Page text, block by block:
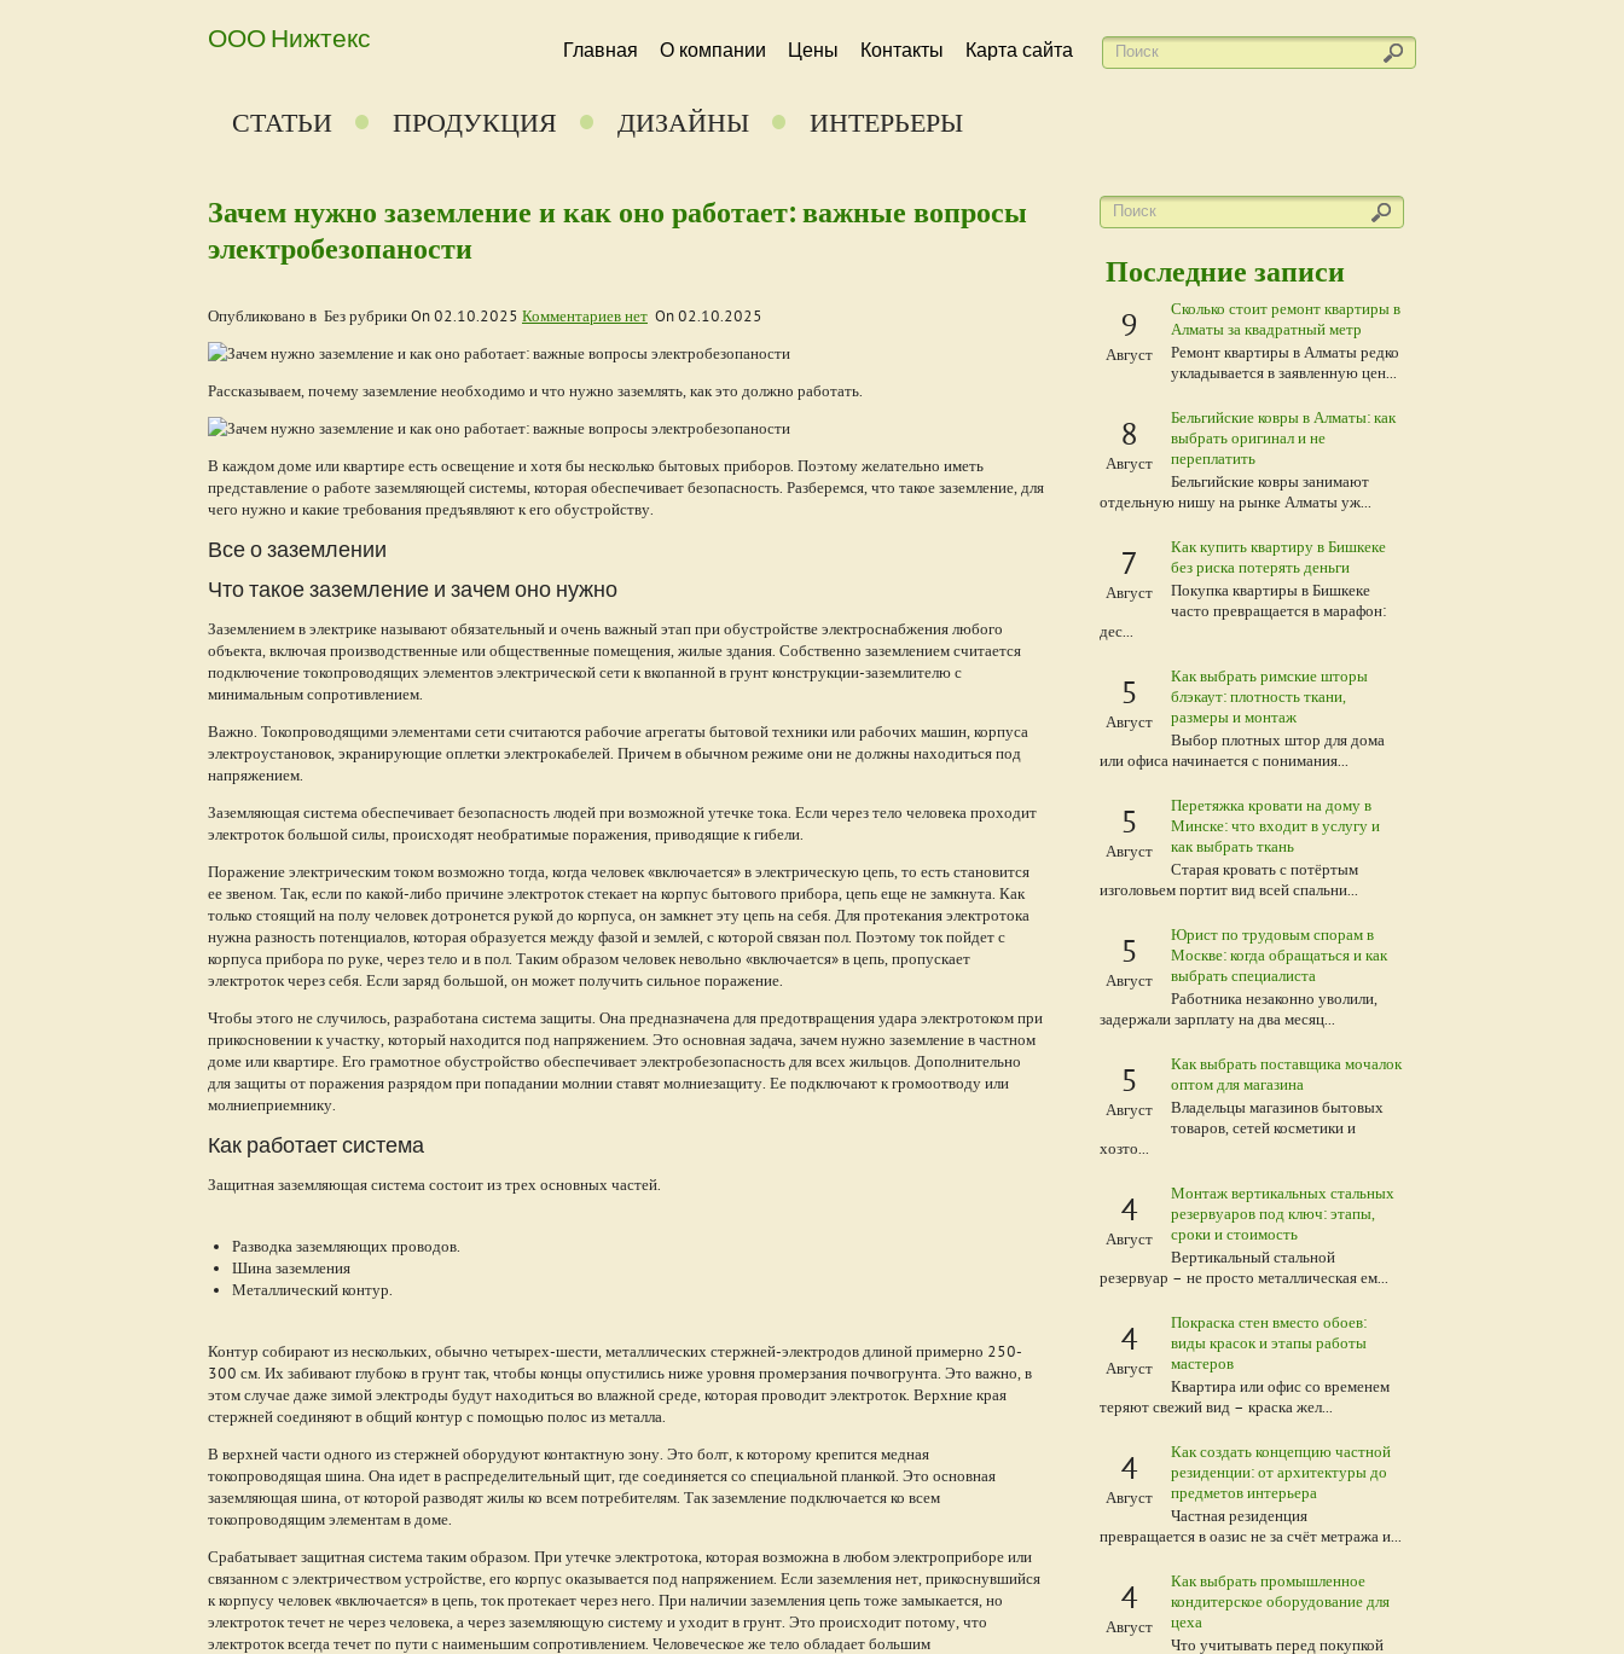
ООО Нижтекс Главная О компании Цены Контакты Карта сайта
СТАТЬИ ПРОДУКЦИЯ ДИЗАЙНЫ ИНТЕРЬЕРЫ
Последние записи
9
Август
Сколько стоит ремонт квартиры в
Алматы за квадратный метр
Ремонт квартиры в Алматы редко
укладывается в заявленную цен...
8
Август
Бельгийские ковры в Алматы: как
выбрать оригинал и не
переплатить
Бельгийские ковры занимают
отдельную нишу на рынке Алматы уж...
7
Август
Как купить квартиру в Бишкеке
без риска потерять деньги
Покупка квартиры в Бишкеке
часто превращается в марафон:
дес...
5
Август
Как выбрать римские шторы
блэкаут: плотность ткани,
размеры и монтаж
Выбор плотных штор для дома
или офиса начинается с понимания...
5
Август
Перетяжка кровати на дому в
Минске: что входит в услугу и
как выбрать ткань
Старая кровать с потёртым
изголовьем портит вид всей спальни...
5
Август
Юрист по трудовым спорам в
Москве: когда обращаться и как
выбрать специалиста
Работника незаконно уволили,
задержали зарплату на два месяц...
5
Август
Как выбрать поставщика мочалок
оптом для магазина
Владельцы магазинов бытовых
товаров, сетей косметики и
хозто...
4
Август
Монтаж вертикальных стальных
резервуаров под ключ: этапы,
сроки и стоимость
Вертикальный стальной
резервуар – не просто металлическая ем...
4
Август
Покраска стен вместо обоев:
виды красок и этапы работы
мастеров
Квартира или офис со временем
теряют свежий вид – краска жел...
4
Август
Как создать концепцию частной
резиденции: от архитектуры до
предметов интерьера
Частная резиденция
превращается в оазис не за счёт метража и...
4
Август
Как выбрать промышленное
кондитерское оборудование для
цеха
Что учитывать перед покупкой
Зачем нужно заземление и как оно работает: важные вопросы
электробезопаности
Опубликовано в Без рубрики On02.10.2025 Комментариев нет On02.10.2025
Рассказываем, почему заземление необходимо и что нужно заземлять, как это должно работать.
В каждом доме или квартире есть освещение и хотя бы несколько бытовых приборов. Поэтому желательно иметь
представление о работе заземляющей системы, которая обеспечивает безопасность. Разберемся, что такое заземление, для
чего нужно и какие требования предъявляют к его обустройству.
Все о заземлении
Что такое заземление и зачем оно нужно
Заземлением в электрике называют обязательный и очень важный этап при обустройстве электроснабжения любого
объекта, включая производственные или общественные помещения, жилые здания. Собственно заземлением считается
подключение токопроводящих элементов электрической сети к вкопанной в грунт конструкции-заземлителю с
минимальным сопротивлением.
Важно. Токопроводящими элементами сети считаются рабочие агрегаты бытовой техники или рабочих машин, корпуса
электроустановок, экранирующие оплетки электрокабелей. Причем в обычном режиме они не должны находиться под
напряжением.
Заземляющая система обеспечивает безопасность людей при возможной утечке тока. Если через тело человека проходит
электроток большой силы, происходят необратимые поражения, приводящие к гибели.
Поражение электрическим током возможно тогда, когда человек «включается» в электрическую цепь, то есть становится
ее звеном. Так, если по какой-либо причине электроток стекает на корпус бытового прибора, цепь еще не замкнута. Как
только стоящий на полу человек дотронется рукой до корпуса, он замкнет эту цепь на себя. Для протекания электротока
нужна разность потенциалов, которая образуется между фазой и землей, с которой связан пол. Поэтому ток пойдет с
корпуса прибора по руке, через тело и в пол. Таким образом человек невольно «включается» в цепь, пропускает
электроток через себя. Если заряд большой, он может получить сильное поражение.
Чтобы этого не случилось, разработана система защиты. Она предназначена для предотвращения удара электротоком при
прикосновении к участку, который находится под напряжением. Это основная задача, зачем нужно заземление в частном
доме или квартире. Его грамотное обустройство обеспечивает электробезопасность для всех жильцов. Дополнительно
для защиты от поражения разрядом при попадании молнии ставят молниезащиту. Ее подключают к громоотводу или
молниеприемнику.
Как работает система
Защитная заземляющая система состоит из трех основных частей.
Разводка заземляющих проводов.
Шина заземления
Металлический контур.
Контур собирают из нескольких, обычно четырех-шести, металлических стержней-электродов длиной примерно 250-
300 см. Их забивают глубоко в грунт так, чтобы концы опустились ниже уровня промерзания почвогрунта. Это важно, в
этом случае даже зимой электроды будут находиться во влажной среде, которая проводит электроток. Верхние края
стержней соединяют в общий контур с помощью полос из металла.
В верхней части одного из стержней оборудуют контактную зону. Это болт, к которому крепится медная
токопроводящая шина. Она идет в распределительный щит, где соединяется со специальной планкой. Это основная
заземляющая шина, от которой разводят жилы ко всем потребителям. Так заземление подключается ко всем
токопроводящим элементам в доме.
Срабатывает защитная система таким образом. При утечке электротока, которая возможна в любом электроприборе или
связанном с электричеством устройстве, его корпус оказывается под напряжением. Если заземления нет, прикоснувшийся
к корпусу человек «включается» в цепь, ток протекает через него. При наличии заземления цепь тоже замыкается, но
электроток течет не через человека, а через заземляющую систему и уходит в грунт. Это происходит потому, что
электроток всегда течет по пути с наименьшим сопротивлением. Человеческое же тело обладает большим